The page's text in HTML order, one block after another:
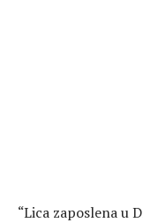
“Lica zaposlena u